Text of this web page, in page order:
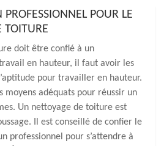
POUR LE
TOITURE
doit être confié à un
en hauteur, il faut avoir les
pour travailler en hauteur.
moyens adéquats pour réussir un
Un nettoyage de toiture est
Il est conseillé de confier le
professionnel pour s’attendre à